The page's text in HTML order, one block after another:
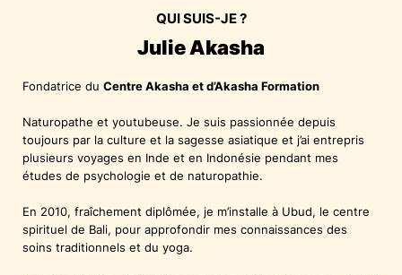
QUI SUIS-JE ?
Julie Akasha
Fondatrice du Centre Akasha et d’Akasha Formation
Naturopathe et youtubeuse. Je suis passionnée depuis
toujours par la culture et la sagesse asiatique et j’ai entrepris
plusieurs voyages en Inde et en Indonésie pendant mes
études de psychologie et de naturopathie.
En 2010, fraîchement diplômée, je m’installe à Ubud, le centre
spirituel de Bali, pour approfondir mes connaissances des
soins traditionnels et du yoga.